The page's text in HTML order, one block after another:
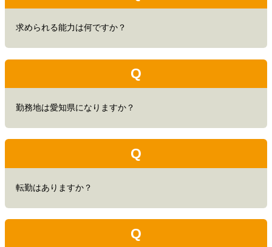
求められる能力は何ですか？
Q
勤務地は愛知県になりますか？
Q
転勤はありますか？
Q